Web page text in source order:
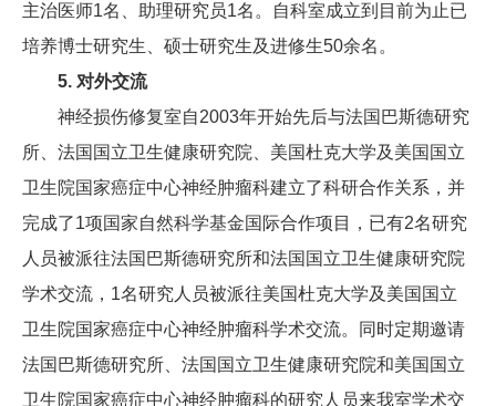
主治医师1名、助理研究员1名。自科室成立到目前为止已
培养博士研究生、硕士研究生及进修生50余名。
5. 对外交流
神经损伤修复室自2003年开始先后与法国巴斯德研究
所、法国国立卫生健康研究院、美国杜克大学及美国国立
卫生院国家癌症中心神经肿瘤科建立了科研合作关系，并
完成了1项国家自然科学基金国际合作项目，已有2名研究
人员被派往法国巴斯德研究所和法国国立卫生健康研究院
学术交流，1名研究人员被派往美国杜克大学及美国国立
卫生院国家癌症中心神经肿瘤科学术交流。同时定期邀请
法国巴斯德研究所、法国国立卫生健康研究院和美国国立
卫生院国家癌症中心神经肿瘤科的研究人员来我室学术交